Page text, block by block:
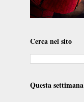
Cerca nel sito
Questa settimana